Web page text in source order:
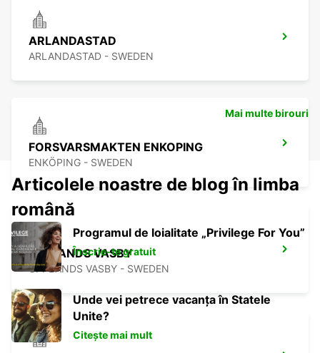
ARLANDASTAD
ARLANDASTAD - SWEDEN
FORSVARSMAKTEN ENKOPING
ENKÖPING - SWEDEN
UPPLANDS VASBY
UPPLANDS VASBY - SWEDEN
Mai multe birouri
Articolele noastre de blog în limba
română
Programul de loialitate „Privilege For You”
Înscrie-te gratuit
Unde vei petrece vacanța în Statele
Unite?
Citește mai mult